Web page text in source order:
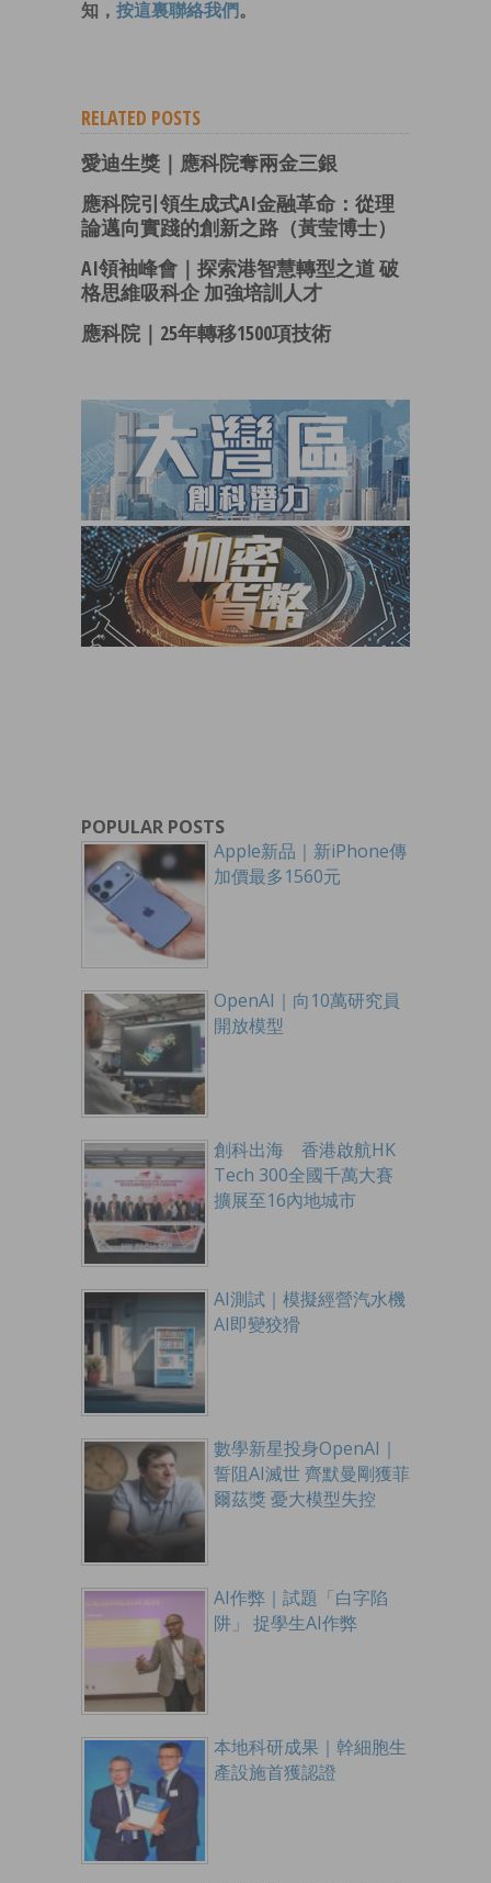
知， 按這裏聯絡我們 。
RELATED POSTS
愛迪生獎｜應科院奪兩金三銀
應科院引領生成式AI金融革命：從理
論邁向實踐的創新之路（黃莹博士）
AI領袖峰會｜探索港智慧轉型之道 破
格思維吸科企 加強培訓人才
應科院｜25年轉移1500項技術
POPULAR POSTS
Apple新品｜新iPhone傳
加價最多1560元
OpenAI｜向10萬研究員
開放模型
創科出海 香港啟航HK
Tech 300全國千萬大賽
擴展至16內地城市
AI測試｜模擬經營汽水機
AI即變狡猾
數學新星投身OpenAI｜
誓阻AI滅世 齊默曼剛獲菲
爾茲獎 憂大模型失控
AI作弊｜試題「白字陷
阱」 捉學生AI作弊
本地科研成果｜幹細胞生
產設施首獲認證